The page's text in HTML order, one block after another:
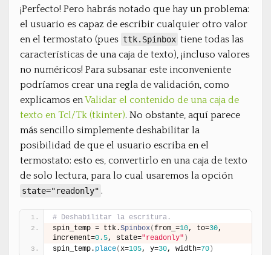
¡Perfecto! Pero habrás notado que hay un problema:
el usuario es capaz de escribir cualquier otro valor
en el termostato (pues ttk.Spinbox tiene todas las
características de una caja de texto), ¡incluso valores
no numéricos! Para subsanar este inconveniente
podríamos crear una regla de validación, como
explicamos enValidar el contenido de una caja de
texto en Tcl/Tk (tkinter). No obstante, aquí parece
más sencillo simplemente deshabilitar la
posibilidad de que el usuario escriba en el
termostato: esto es, convertirlo en una caja de texto
de solo lectura, para lo cual usaremos la opción
state="readonly" .
# Deshabilitar la escritura.
spin_temp = ttk.Spinbox(from_=10, to=30,
increment=0.5, state="readonly" )
spin_temp. place(x=105, y=30, width=70 )